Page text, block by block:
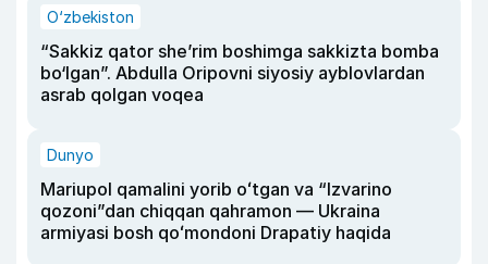
O‘zbekiston
“Sakkiz qator she’rim boshimga sakkizta bomba
bo‘lgan”. Abdulla Oripovni siyosiy ayblovlardan
asrab qolgan voqea
Dunyo
Mariupol qamalini yorib oʻtgan va “Izvarino
qozoni”dan chiqqan qahramon — Ukraina
armiyasi bosh qoʻmondoni Drapatiy haqida